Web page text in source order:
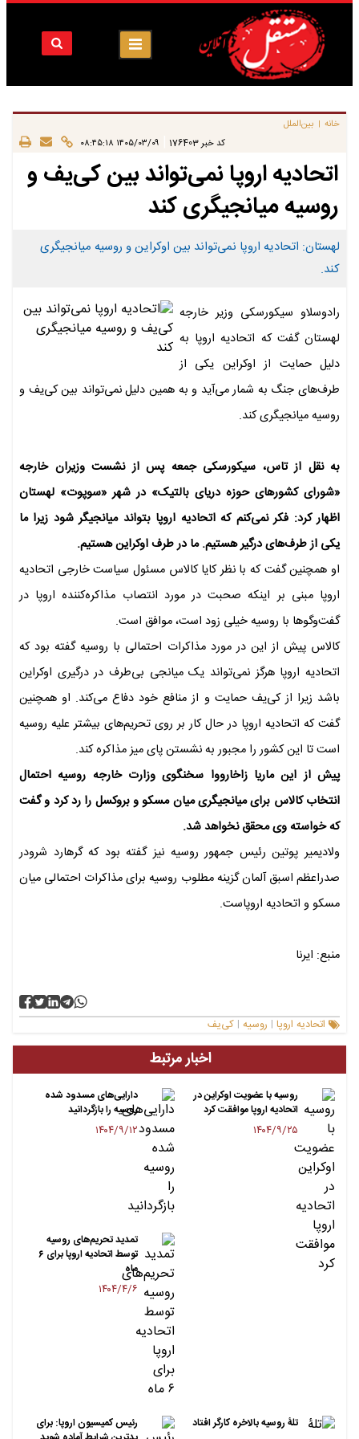
خانه | بین‌الملل
کد خبر 176403 ۱۴۰۵/۰۳/۰۹ ۰۸:۴۵:۱۸
اتحادیه اروپا نمی‌تواند بین کی‌یف و
روسیه میانجیگری کند
لهستان: اتحادیه اروپا نمی‌تواند بین اوکراین و روسیه میانجیگری
کند.
رادوسلاو سیکورسکی وزیر خارجه
لهستان گفت که اتحادیه اروپا به
دلیل حمایت از اوکراین یکی از
طرف‌های جنگ به شمار می‌آید و به همین دلیل نمی‌تواند بین کی‌یف و
روسیه میانجیگری کند.
به نقل از تاس، سیکورسکی جمعه پس از نشست وزیران خارجه
«شورای کشورهای حوزه دریای بالتیک» در شهر «سوپوت» لهستان
اظهار کرد: فکر نمی‌کنم که اتحادیه اروپا بتواند میانجیگر شود زیرا ما
یکی از طرف‌های درگیر هستیم. ما در طرف اوکراین هستیم.
او همچنین گفت که با نظر کایا کالاس مسئول سیاست خارجی اتحادیه
اروپا مبنی بر اینکه صحبت در مورد انتصاب مذاکره‌کننده اروپا در
گفت‌وگوها با روسیه خیلی زود است، موافق است.
کالاس پیش از این در مورد مذاکرات احتمالی با روسیه گفته بود که
اتحادیه اروپا هرگز نمی‌تواند یک میانجی بی‌طرف در درگیری اوکراین
باشد زیرا از کی‌یف حمایت و از منافع خود دفاع می‌کند. او همچنین
گفت که اتحادیه اروپا در حال کار بر روی تحریم‌های بیشتر علیه روسیه
است تا این کشور را مجبور به نشستن پای میز مذاکره کند.
پیش از این ماریا زاخارووا سخنگوی وزارت خارجه روسیه احتمال
انتخاب کالاس برای میانجیگری میان مسکو و بروکسل را رد کرد و گفت
که خواسته وی محقق نخواهد شد.
ولادیمیر پوتین رئیس جمهور روسیه نیز گفته بود که گرهارد شرودر
صدراعظم اسبق آلمان گزینه مطلوب روسیه برای مذاکرات احتمالی میان
مسکو و اتحادیه اروپاست.
منبع: ایرنا
اتحادیه اروپا | روسیه | کی‌یف
اخبار مرتبط
روسیه با عضویت اوکراین در
اتحادیه اروپا موافقت کرد
۱۴۰۴/۹/۲۵
دارایی‌های مسدود شده
روسیه را بازگردانید
۱۴۰۴/۹/۱۲
تمدید تحریم‌های روسیه
توسط اتحادیه اروپا برای ۶
ماه
۱۴۰۴/۴/۶
تلۀ روسیه بالاخره کارگر افتاد
رئیس کمیسیون اروپا: برای